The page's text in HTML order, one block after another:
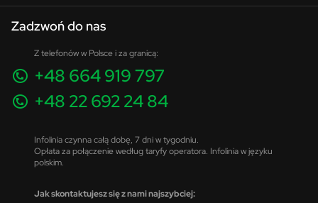
Zadzwoń do nas
Z telefonów w Polsce i za granicą:
+48 664 919 797
+48 22 692 24 84
Infolinia czynna całą dobę, 7 dni w tygodniu.
Opłata za połączenie według taryfy operatora. Infolinia w języku
polskim.
Jak skontaktujesz się z nami najszybciej: